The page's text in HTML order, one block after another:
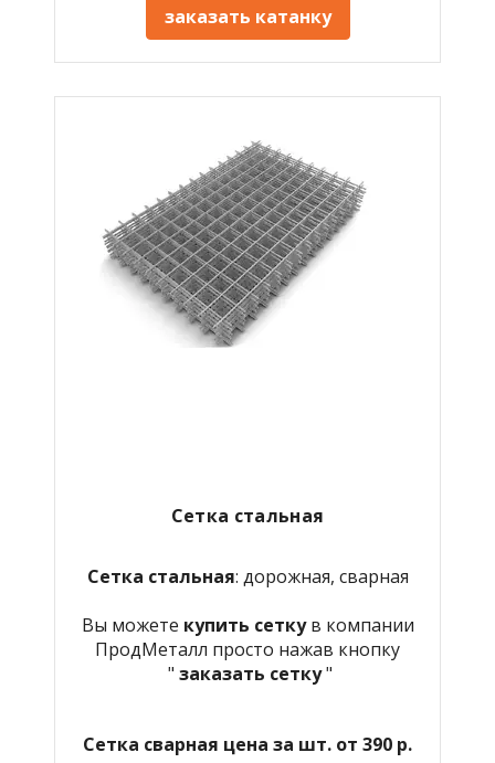
заказать катанку
Сетка стальная
Сетка стальная: дорожная, сварная
Вы можете купить сеткув компании
ПродМеталл просто нажав кнопку
" заказать сетку"
Сетка сварная цена за шт. от 390 р.